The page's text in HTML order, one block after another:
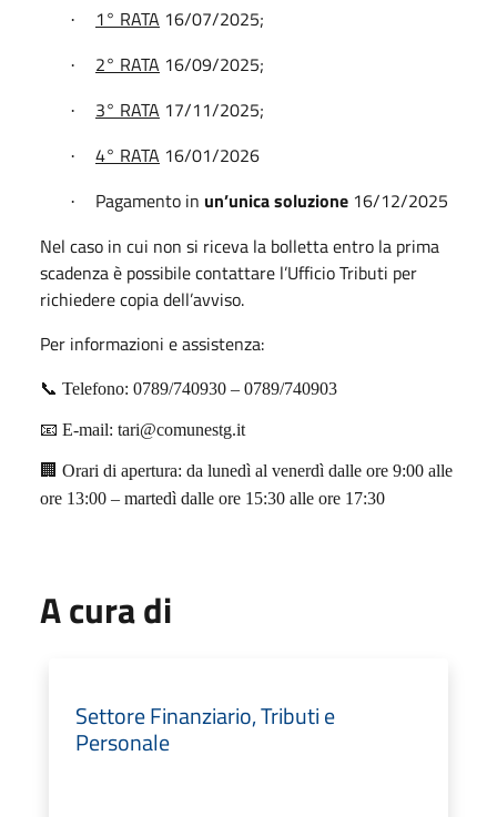
· 1° RATA 16/07/2025;
· 2° RATA 16/09/2025;
· 3° RATA 17/11/2025;
· 4° RATA 16/01/2026
· Pagamento in un’unica soluzione 16/12/2025
Nel caso in cui non si riceva la bolletta entro la prima
scadenza è possibile contattare l’Ufficio Tributi per
richiedere copia dell’avviso.
Per informazioni e assistenza:
📞 Telefono: 0789/740930 – 0789/740903
📧 E-mail: tari@comunestg.it
🏢 Orari di apertura: da lunedì al venerdì dalle ore 9:00 alle
ore 13:00 – martedì dalle ore 15:30 alle ore 17:30
A cura di
Settore Finanziario, Tributi e
Personale